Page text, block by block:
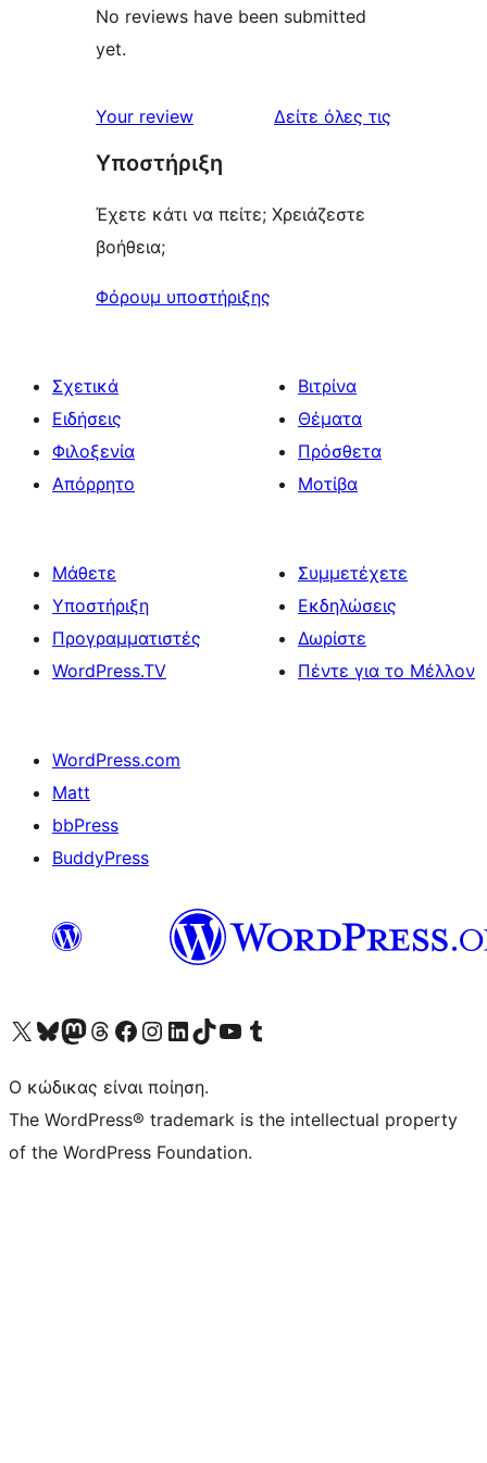
No reviews have been submitted
yet.
Your review Δείτε όλες τις
Υποστήριξη
Έχετε κάτι να πείτε; Χρειάζεστε
βοήθεια;
Φόρουμ υποστήριξης
Σχετικά
Ειδήσεις
Φιλοξενία
Απόρρητο
Βιτρίνα
Θέματα
Πρόσθετα
Μοτίβα
Μάθετε
Υποστήριξη
Προγραμματιστές
WordPress.TV
Συμμετέχετε
Εκδηλώσεις
Δωρίστε
Πέντε για το Μέλλον
WordPress.com
Matt
bbPress
BuddyPress
Visit our X (formerly Twitter) account
Visit our Bluesky account
Επισκεφθείτε τον λογαριασμό μας στο Mastodon
Visit our Threads account
Επισκεφτείτε τη σελίδα μας στο Facebook
Επισκεφθείτε τον λογαριασμό μας Instagram
Επισκεφθείτε τον λογαριασμό μας LinkedIn
Visit our TikTok account
Visit our YouTube channel
Visit our Tumblr account
Ο κώδικας είναι ποίηση.
The WordPress® trademark is the intellectual property
of the WordPress Foundation.